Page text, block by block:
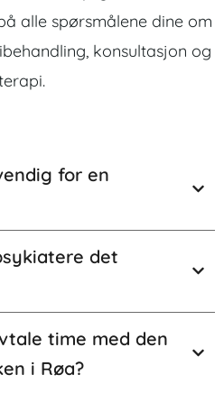
alle spørsmålene dine om
konsultasjon og
for en
det
time med den
i Røa?